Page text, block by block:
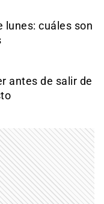
lunes: cuáles son
antes de salir de